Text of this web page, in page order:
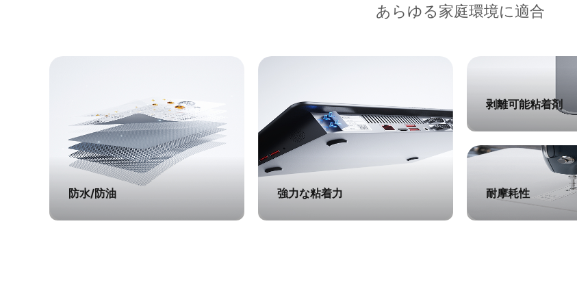
あらゆる家庭環境に適合​
防水/防油 強力な粘着力
剥離可能粘着剤
耐摩耗性